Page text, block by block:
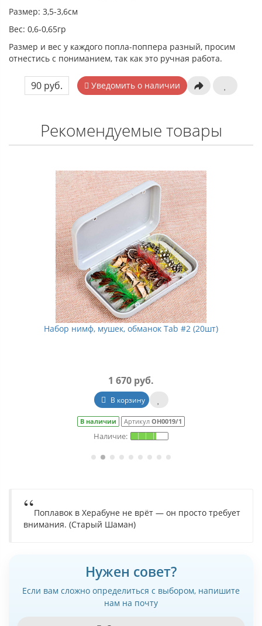
Размер: 3,5-3,6см
Вес: 0,6-0,65гр
Размер и вес у каждого попла-поппера разный, просим
отнестись с пониманием, так как это ручная работа.
90 руб. Уведомить о наличии
Рекомендуемые товары
Набор нимф, мушек, обманок Tab #3 (50шт)
2 090 руб.
Уведомить о наличии
Скоро будет АртикулОН0019/2
Поплавок в Херабуне не врёт — он просто требует
внимания. (Старый Шаман)
Нужен совет?
Если вам сложно определиться с выбором, напишите
нам на почту